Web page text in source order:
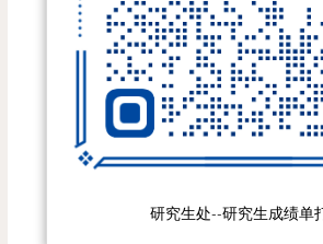
研究生处--研究生成绩单